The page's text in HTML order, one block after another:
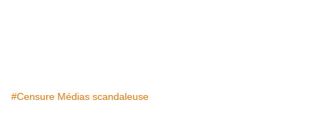
#Censure Médias scandaleuse